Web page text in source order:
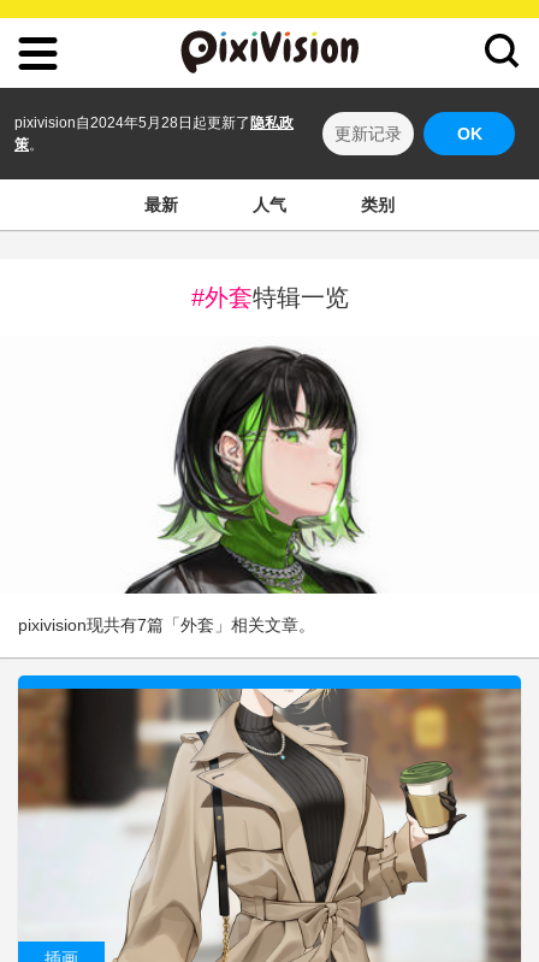
pixivision自2024年5月28日起更新了 隐私政
策。
更新记录 OK
最新 人气 类别
#外套特辑一览
pixivision现共有7篇「外套」相关文章。